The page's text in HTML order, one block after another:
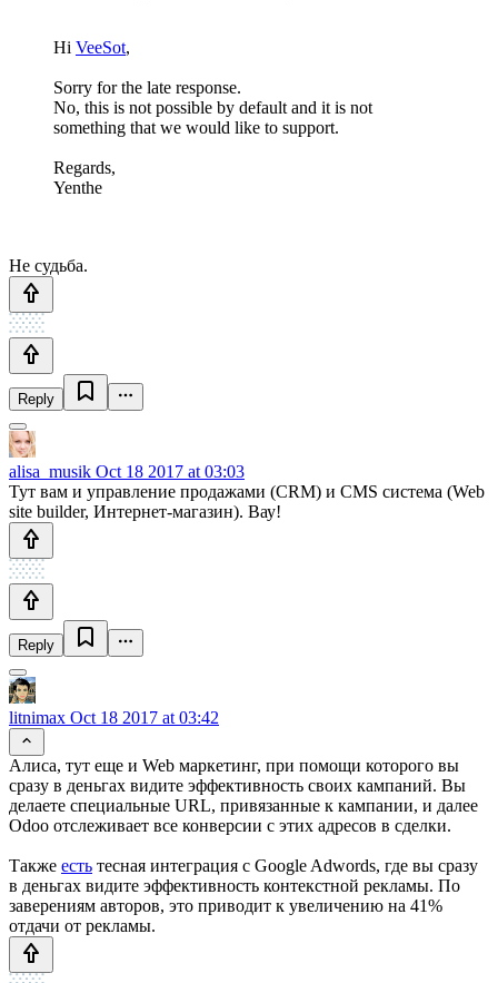
Hi VeeSot,
Sorry for the late response.
No, this is not possible by default and it is not
something that we would like to support.
Regards,
Yenthe
Не судьба.
Reply
alisa_musik Oct 18 2017 at 03:03
Тут вам и управление продажами (CRM) и CMS система (Web
site builder, Интернет-магазин). Вау!
Reply
litnimax Oct 18 2017 at 03:42
Алиса, тут еще и Web маркетинг, при помощи которого вы
сразу в деньгах видите эффективность своих кампаний. Вы
делаете специальные URL, привязанные к кампании, и далее
Odoo отслеживает все конверсии с этих адресов в сделки.
Также есть тесная интеграция с Google Adwords, где вы сразу
в деньгах видите эффективность контекстной рекламы. По
заверениям авторов, это приводит к увеличению на 41%
отдачи от рекламы.